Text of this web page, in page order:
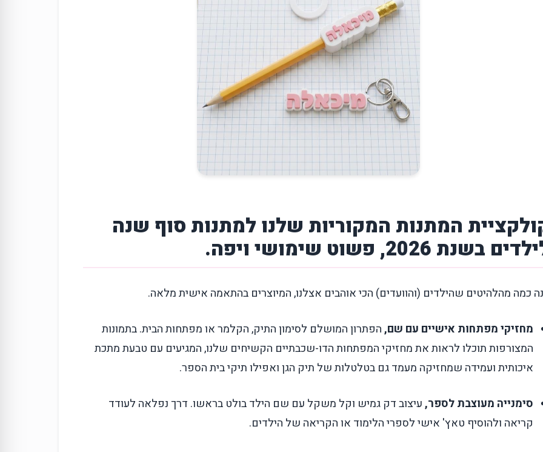
המתנות המקוריות שלנו למתנות סוף שנה
בשנת 2026, פשוט שימושי ויפה.
כמה מהלהיטים שהילדים (והוועדים) הכי אוהבים אצלנו, המיוצרים בהתאמה אישית מלאה.
מחזיקי מפתחות אישיים עם שם,הפתרון המושלם לסימון התיק, הקלמר או מפתחות הבית.בתמונות
המצורפות תוכלו לראות את מחזיקי המפתחות הדו-שכבתיים הקשיחים שלנו, המגיעים עם טבעת מתכת
איכותית ועמידה שמחזיקה מעמד גם בטלטלות של תיק הגן ואפילו תיקי בית הספר.
סימנייה מעוצבת לספר,עיצוב דק גמיש וקל משקל עם שם הילד בולט בראשו. דרך נפלאה לעודד
קריאה ולהוסיף טאץ' אישי לספרי הלימוד או הקריאה של הילדים.